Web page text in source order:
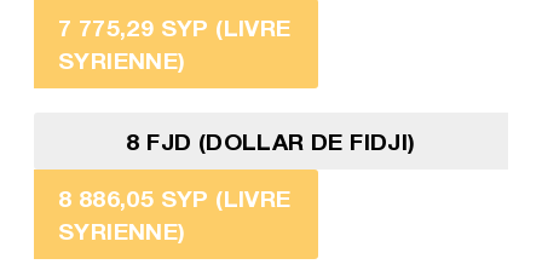
7 775,29 SYP (LIVRE
SYRIENNE)
8 FJD (DOLLAR DE FIDJI)
8 886,05 SYP (LIVRE
SYRIENNE)